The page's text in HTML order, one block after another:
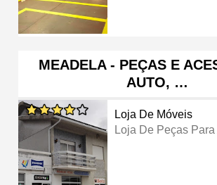
MEADELA - PEÇAS E
AUTO, …
Loja De Móveis
Loja De Peças